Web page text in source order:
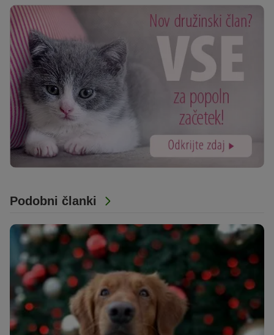
Podobni članki